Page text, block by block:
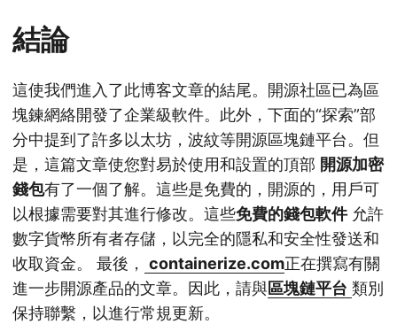
結論
這使我們進入了此博客文章的結尾。開源社區已為區
塊鍊網絡開發了企業級軟件。此外，下面的“探索”部
分中提到了許多以太坊，波紋等開源區塊鏈平台。但
是，這篇文章使您對易於使用和設置的頂部 開源加密
錢包有了一個了解。這些是免費的，開源的，用戶可
以根據需要對其進行修改。這些免費的錢包軟件允許
數字貨幣所有者存儲，以完全的隱私和安全性發送和
收取資金。 最後， containerize.com正在撰寫有關
進一步開源產品的文章。因此，請與區塊鏈平台 類別
保持聯繫，以進行常規更新。